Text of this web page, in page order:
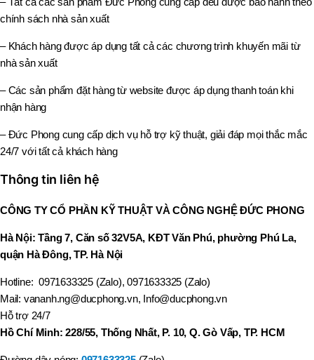
chính sách nhà sản xuất
– Khách hàng được áp dụng tất cả các chương trình khuyến mãi từ
nhà sản xuất
– Các sản phẩm đặt hàng từ website được áp dụng thanh toán khi
nhận hàng
– Đức Phong cung cấp dịch vụ hỗ trợ kỹ thuật, giải đáp mọi thắc mắc
24/7 với tất cả khách hàng
Thông tin liên hệ
CÔNG TY CỔ PHẦN KỸ THUẬT VÀ CÔNG NGHỆ ĐỨC PHONG
Hà Nội: Tầng 7, Căn số 32V5A, KĐT Văn Phú, phường Phú La,
quận Hà Đông, TP. Hà Nội
Hotline: 0971633325 (Zalo), 0971633325 (Zalo)
Mail: vananh.ng@ducphong.vn, Info@ducphong.vn
Hỗ trợ 24/7
Hồ Chí Minh: 228/55, Thống Nhất, P. 10, Q. Gò Vấp, TP. HCM